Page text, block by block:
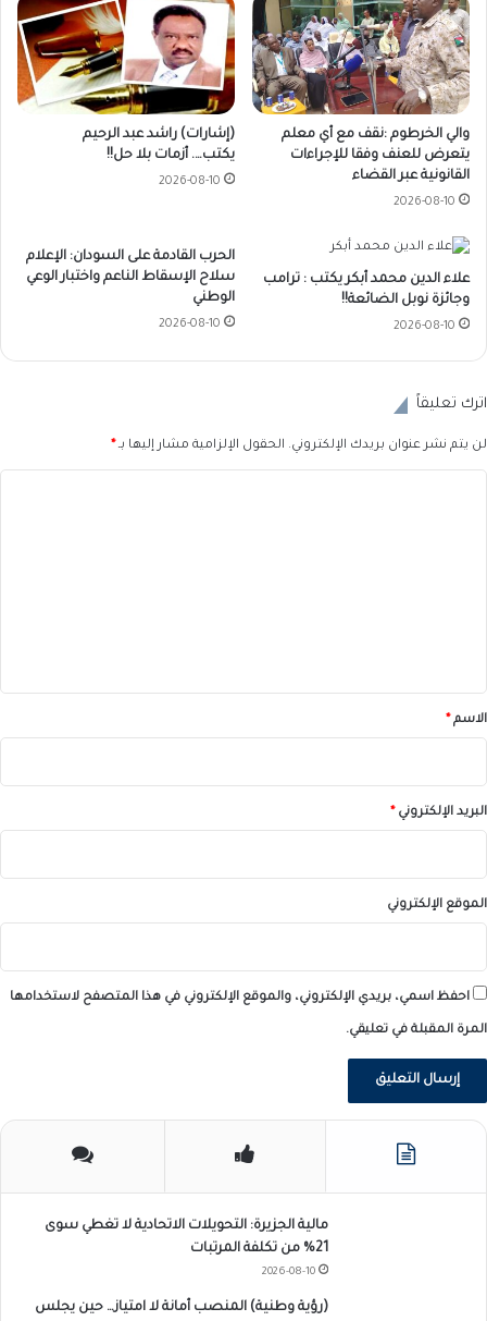
والي الخرطوم :نقف مع أي معلم
يتعرض للعنف وفقا للإجراءات
القانونية عبر القضاء
2026-08-10
(إشارات) راشد عبد الرحيم
يكتب…. أزمات بلا حل!!
2026-08-10
علاء الدين محمد أبكر يكتب : ترامب
وجائزة نوبل الضائعة!!
2026-08-10
الحرب القادمة على السودان: الإعلام
سلاح الإسقاط الناعم واختبار الوعي
الوطني
2026-08-10
اترك تعليقاً
لن يتم نشر عنوان بريدك الإلكتروني. الحقول الإلزامية مشار إليها بـ*
*الاسم*
البريد الإلكتروني*
الموقع الإلكتروني
احفظ اسمي، بريدي الإلكتروني، والموقع الإلكتروني في هذا المتصفح لاستخدامها
المرة المقبلة في تعليقي.
مالية الجزيرة: التحويلات الاتحادية لا تغطي سوى
21% من تكلفة المرتبات
2026-08-10
(رؤية وطنية) المنصب أمانة لا امتياز… حين يجلس